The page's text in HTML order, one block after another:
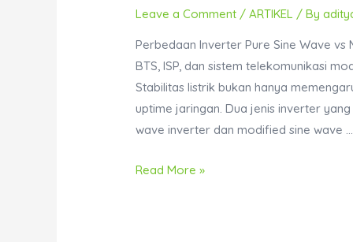
Leave a Comment /ARTIKEL / By
Perbedaan Inverter Pure Sine Wave vs
BTS, ISP, dan sistem telekomunikasi
Stabilitas listrik bukan hanya
uptime jaringan. Dua jenis inverter
wave inverter dan modified sine wave …
Perbedaan
Read More »